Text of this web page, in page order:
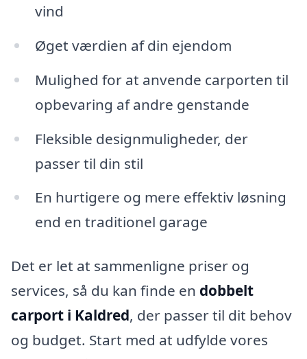
vind
Øget værdien af din ejendom
Mulighed for at anvende carporten til
opbevaring af andre genstande
Fleksible designmuligheder, der
passer til din stil
En hurtigere og mere effektiv løsning
end en traditionel garage
Det er let at sammenligne priser og
services, så du kan finde en dobbelt
carport i Kaldred, der passer til dit behov
og budget. Start med at udfylde vores